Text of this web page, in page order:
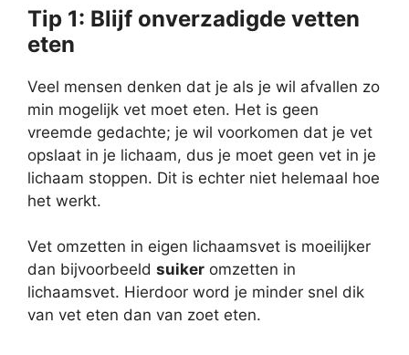
Tip 1: Blijf onverzadigde vetten
eten
Veel mensen denken dat je als je wil afvallen zo
min mogelijk vet moet eten. Het is geen
vreemde gedachte; je wil voorkomen dat je vet
opslaat in je lichaam, dus je moet geen vet in je
lichaam stoppen. Dit is echter niet helemaal hoe
het werkt.
Vet omzetten in eigen lichaamsvet is moeilijker
dan bijvoorbeeld suiker omzetten in
lichaamsvet. Hierdoor word je minder snel dik
van vet eten dan van zoet eten.